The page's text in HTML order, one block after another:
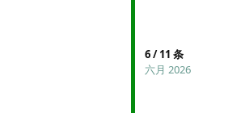
6/11 条
六月 2026